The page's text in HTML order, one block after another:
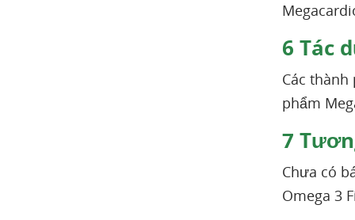
6 Tác
Các
phẩm
7
Chưa có
Omega 3